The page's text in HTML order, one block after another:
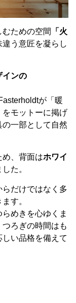
むための空間
「火
う意匠を凝らし
インの
が「暖
モットーに掲げ
一部として自然
、背面はホワイ
た。
だけではなく多
す。
めきを心ゆくま
ろぎの時間はも
い品格を備えて